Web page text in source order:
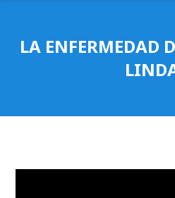
LA ENFERMEDAD